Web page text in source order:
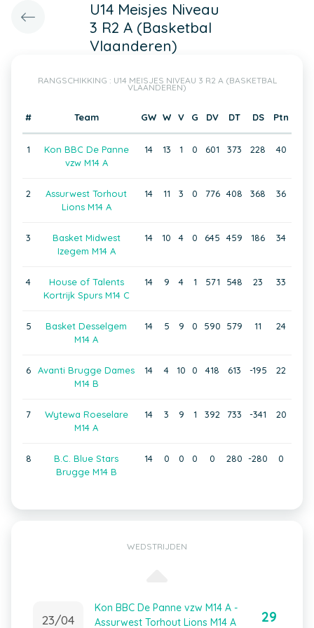
U14 Meisjes Niveau
3 R2 A (Basketbal
Vlaanderen)
RANGSCHIKKING : U14 MEISJES NIVEAU 3 R2 A (BASKETBAL
VLAANDEREN)
# Team GW W V G DV DT DS Ptn
1
Kon BBC De Panne
vzw M14 A
14 13 1 0 601 373 228 40
2
Assurwest Torhout
Lions M14 A
14 11 3 0 776 408 368 36
3
Basket Midwest
Izegem M14 A
14 10 4 0 645 459 186 34
4
House of Talents
Kortrijk Spurs M14 C
14 9 4 1 571 548 23 33
5
Basket Desselgem
M14 A
14 5 9 0 590 579 11 24
6
Avanti Brugge Dames
M14 B
14 4 10 0 418 613 -195 22
7
Wytewa Roeselare
M14 A
14 3 9 1 392 733 -341 20
8
B.C. Blue Stars
Brugge M14 B
14 0 0 0 0 280 -280 0
WEDSTRIJDEN
23/04
Kon BBC De Panne vzw M14 A -
Assurwest Torhout Lions M14 A
29